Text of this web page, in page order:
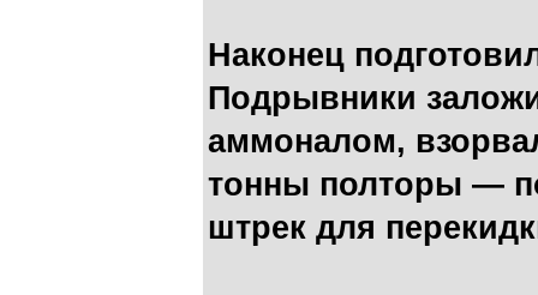
Наконец
Подрывники
аммоналом,
тонны полторы —
штрек для